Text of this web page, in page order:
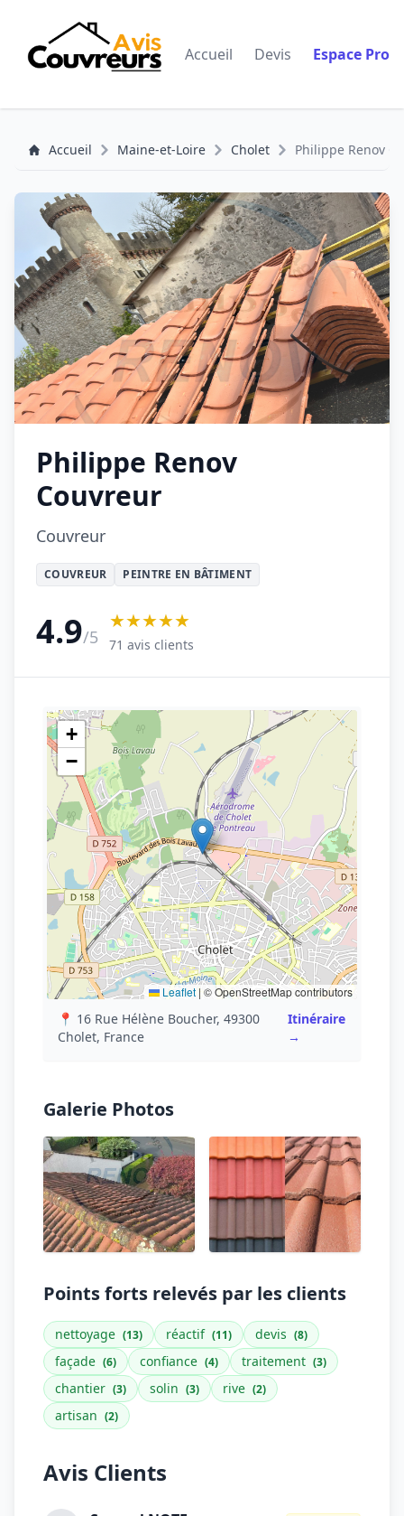
Accueil Devis Espace Pro
Accueil Maine-et-Loire Cholet Philippe Renov
Philippe Renov
Couvreur
Couvreur
COUVREUR PEINTRE EN BÂTIMENT
4.9/5
★★★★★
71 avis clients
+
−
Leaflet | © OpenStreetMap contributors
📍 16 Rue Hélène Boucher, 49300
Cholet, France
Itinéraire
→
Galerie Photos
Points forts relevés par les clients
nettoyage (13) réactif (11) devis (8)
façade (6) confiance (4) traitement (3)
chantier (3) solin (3) rive (2)
artisan (2)
Avis Clients